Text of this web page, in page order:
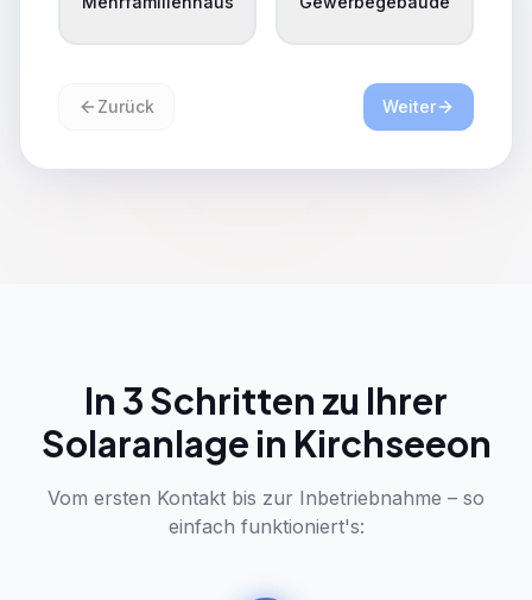
Zurück Weiter
In 3 Schritten zu Ihrer
Solaranlage in Kirchseeon
Vom ersten Kontakt bis zur Inbetriebnahme – so
einfach funktioniert's: